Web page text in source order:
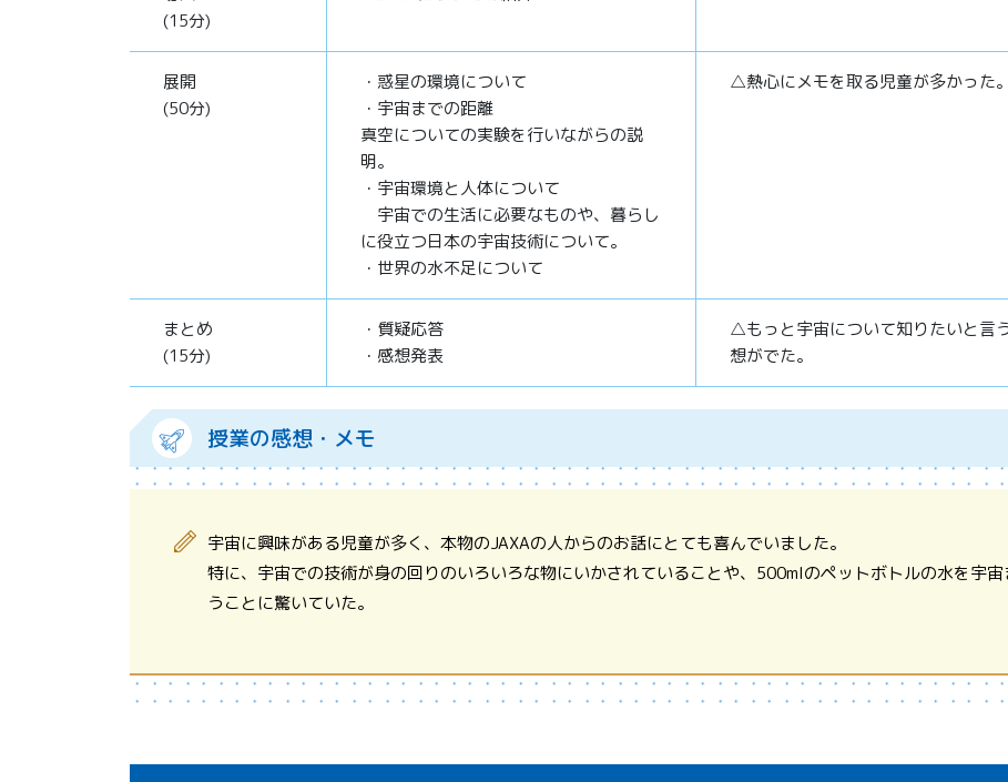
(15分)
展開
(50分)
・惑星の環境について
・宇宙までの距離
真空についての実験を行いながらの説
明。
・宇宙環境と人体について
宇宙での生活に必要なものや、暮らし
に役立つ日本の宇宙技術について。
・世界の水不足について
△熱心にメモを取る児童が多かった。
まとめ
(15分)
・質疑応答
・感想発表
△もっと宇宙について知りたいと言
想がでた。
授業の感想・メモ
宇宙に興味がある児童が多く、本物のJAXAの人からのお話にとても喜んでいました。
特に、宇宙での技術が身の回りのいろいろな物にいかされていることや、500mlのペットボトルの水を宇
うことに驚いていた。